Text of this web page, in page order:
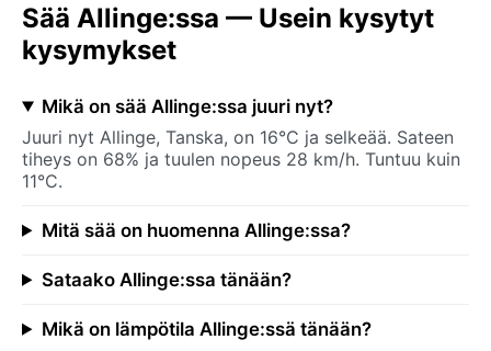
Sää Allinge:ssa — Usein kysytyt
kysymykset
Mikä on sää Allinge:ssa juuri nyt?
Juuri nyt Allinge, Tanska, on 16°C ja selkeää. Sateen
tiheys on 68% ja tuulen nopeus 28 km/h. Tuntuu kuin
11°C.
Mitä sää on huomenna Allinge:ssa?
Sataako Allinge:ssa tänään?
Mikä on lämpötila Allinge:ssä tänään?